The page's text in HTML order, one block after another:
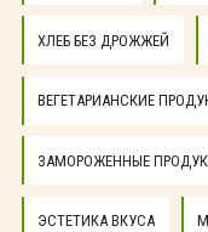
ХЛЕБ БЕЗ ДРОЖЖЕЙ
ВЕГЕТАРИАНСКИЕ
ЗАМОРОЖЕННЫЕ
ЭСТЕТИКА ВКУСА